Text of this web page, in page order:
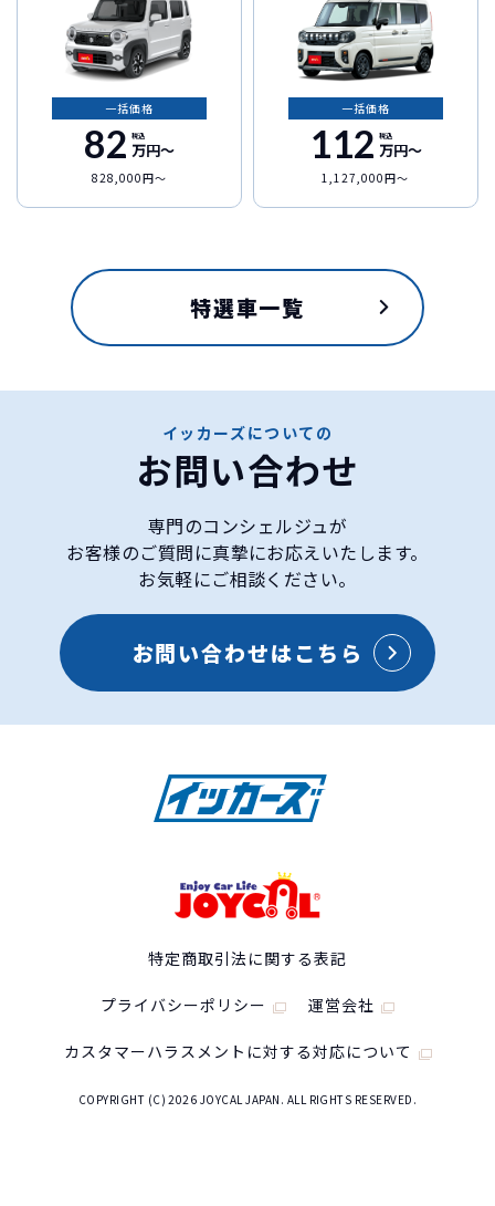
ダイハツ
タフトの特徴
一括価格
82 税込
万円〜
828,000円〜
一括価格
112 税込
万円〜
1,127,000円〜
特選車一覧
イッカーズについての
お問い合わせ
専門のコンシェルジュが
お客様のご質問に真摯にお応えいたします。
お気軽にご相談ください。
お問い合わせはこちら
特定商取引法に関する表記
プライバシーポリシー 運営会社
カスタマーハラスメントに対する対応について
COPYRIGHT (C) 2026 JOYCAL JAPAN. ALL RIGHTS RESERVED.